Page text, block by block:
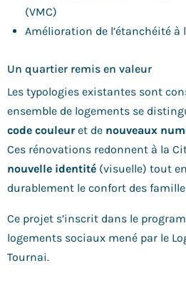
(VMC)
Amélioration de l’étanchéité à
Un quartier remis en valeur
Les typologies existantes sont
ensemble de logements se
code couleuret de nouveaux
Ces rénovations redonnent à la
nouvelle identité (visuelle) tout
durablement le confort des
Ce projet s’inscrit dans le
logements sociaux mené par le
Tournai.